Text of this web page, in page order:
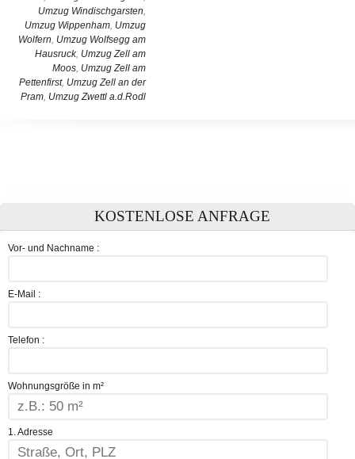
Umzug Windischgarsten,
Umzug Wippenham, Umzug
Wolfern, Umzug Wolfsegg am
Hausruck, Umzug Zell am
Moos, Umzug Zell am
Pettenfirst, Umzug Zell an der
Pram, Umzug Zwettl a.d.Rodl
KOSTENLOSE ANFRAGE
Vor- und Nachname :
E-Mail :
Telefon :
Wohnungsgröße in m²
1. Adresse